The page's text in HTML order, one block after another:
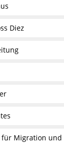
Diez
für Migration